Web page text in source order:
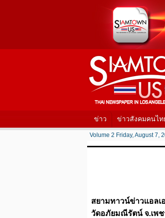
ข่าว ข่าวสังคมคนไท
Volume 2 Friday, August 7,
สยามทาวน์ข่าวแอลเ
วัดอภัยมณีรัตน์ จ.เพ